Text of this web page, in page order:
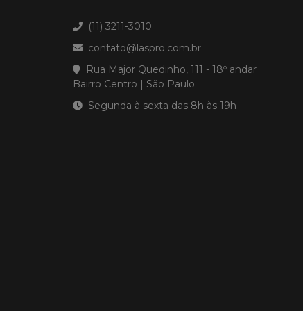
(11) 3211-3010
contato@laspro.com.br
Rua Major Quedinho, 111 - 18º andar
Bairro Centro | São Paulo
Segunda à sexta das 8h às 19h